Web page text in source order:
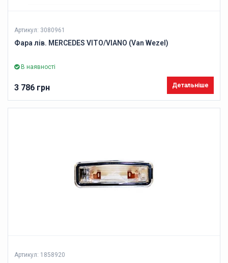
Артикул: 3080961
Фара лів. MERCEDES VITO/VIANO (Van Wezel)
В наявності
3 786 грн Детальніше
Артикул: 1858920